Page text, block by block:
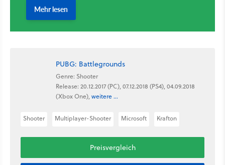
PUBG: Battlegrounds
Genre: Shooter
Release: 20.12.2017 (PC), 07.12.2018 (PS4), 04.09.2018
(Xbox One), weitere ...
Shooter Multiplayer-Shooter Microsoft Krafton
Preisvergleich